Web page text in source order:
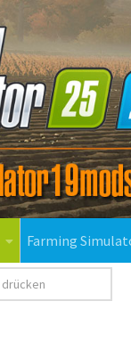
Farming